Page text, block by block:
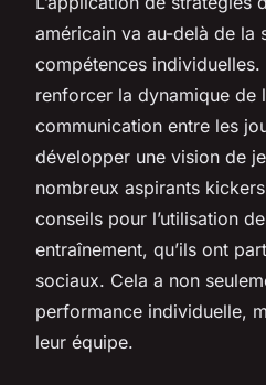
américain va au-delà de la
compétences
renforcer la dynamique de
communication entre les
développer une vision de
nombreux aspirants
conseils pour l’utilisation
entraînement, qu’ils ont
sociaux. Cela a non
performance individuelle,
leur équipe.